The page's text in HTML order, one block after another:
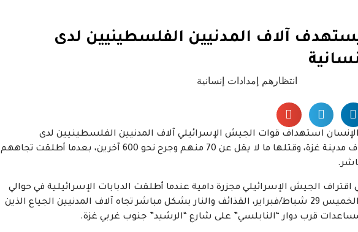
آلاف المدنيين الفلسطينيين لدى
استهداف قوات الجيش الإسرائيلي آلاف المدنيين الفلسطينيين لدى
انتظارهم إمدادات إنسانية على أطراف مدينة غزة، وقتلها ما لا يقل عن 70 منهم وجرح نحو 600 آخرين، بعدما أطلقت تجاههم
اقتراف الجيش الإسرائيلي مجزرة دامية عندما أطلقت الدبابات الإسرائيلية في حوالي
الساعة الرابعة والنصف فجر اليوم الخميس 29 شباط/فبراير، القذائف والنار بشكل مباشر تجاه آلاف المدنيين الجياع الذين
قرب دوار “النابلسي” على شارع “الرشيد” جنوب غربي غزة.